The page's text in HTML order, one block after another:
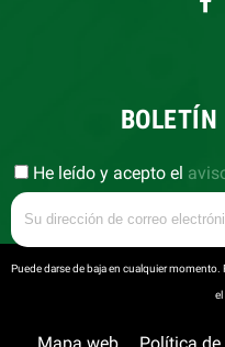
He leído y acepto el
Puede darse de baja en cualquier
el
Mapa web Política